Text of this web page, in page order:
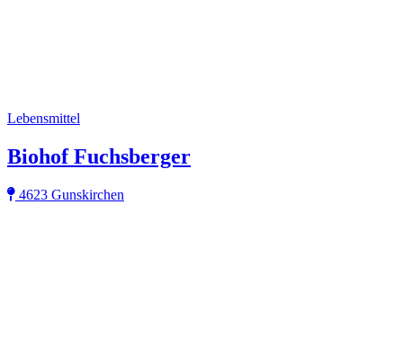
Lebensmittel
Biohof Fuchsberger
4623 Gunskirchen